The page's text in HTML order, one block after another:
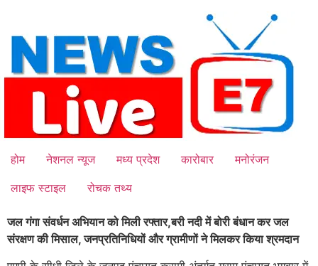
content
होम नेशनल न्यूज मध्य प्रदेश कारोबार
मनोरंजन
लाइफ स्टाइल
रोचक तथ्य
जल गंगा संवर्धन अभियान को मिली रफ्तार,बरी नदी में बोरी बंधान कर जल
संरक्षण की मिसाल, जनप्रतिनिधियों और ग्रामीणों ने मिलकर किया श्रमदान